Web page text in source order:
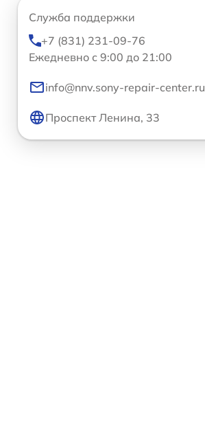
Служба поддержки
+7 (831) 231-09-76
Ежедневно с 9:00 до 21:00
info@nnv.sony-repair-center.ru
Проспект Ленина, 33